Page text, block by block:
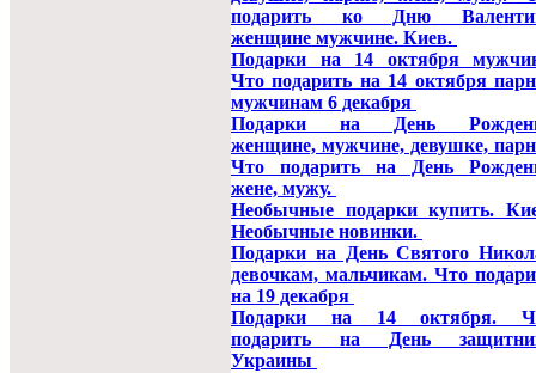
подарить ко Дню
женщине мужчине. Киев.
Подарки на 14 октября
Что подарить на 14 октября
мужчинам 6 декабря
Подарки на День
женщине, мужчине, девушке,
Что подарить на День
жене, мужу.
Необычные подарки купить.
Необычные новинки.
Подарки на День Святого
девочкам, мальчикам. Что
на 19 декабря
Подарки на 14 октября.
подарить на День
Украины